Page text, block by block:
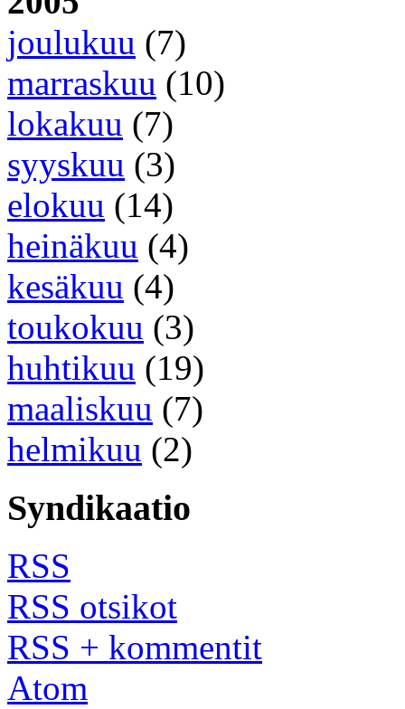
joulukuu (7)
marraskuu (10)
lokakuu (7)
syyskuu (3)
elokuu (14)
heinäkuu (4)
kesäkuu (4)
toukokuu (3)
huhtikuu (19)
maaliskuu (7)
helmikuu (2)
Syndikaatio
RSS
RSS otsikot
RSS + kommentit
Atom